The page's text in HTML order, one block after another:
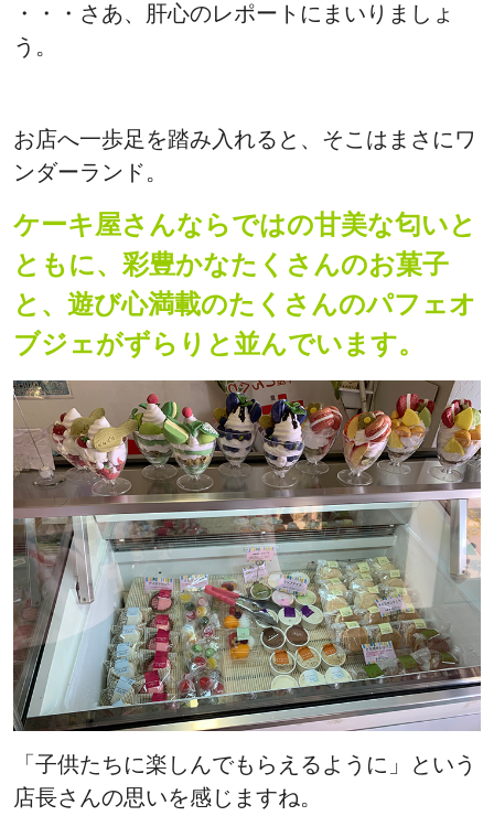
・・・さあ、肝心のレポートにまいりましょ
う。
お店へ一歩足を踏み入れると、そこはまさにワ
ンダーランド。
ケーキ屋さんならではの甘美な匂いと
ともに、彩豊かなたくさんのお菓子
と、遊び心満載のたくさんのパフェオ
ブジェがずらりと並んでいます。
「子供たちに楽しんでもらえるように」という
店長さんの思いを感じますね。